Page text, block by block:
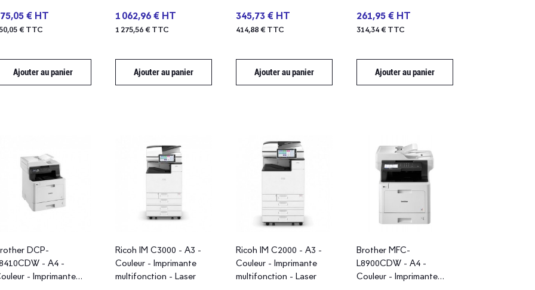
€ HT
€ TTC
Ajouter au panier
1 062,96 € HT
1 275,56 € TTC
Ajouter au panier
345,73 € HT
414,88 € TTC
Ajouter au panier
261,95 € HT
314,34 € TTC
Ajouter au panier
DCP-
- A4 -
- Imprimante
Ricoh IM C3000 - A3 -
Couleur - Imprimante
multifonction - Laser
Ricoh IM C2000 - A3 -
Couleur - Imprimante
multifonction - Laser
Brother MFC-
L8900CDW - A4 -
Couleur - Imprimante